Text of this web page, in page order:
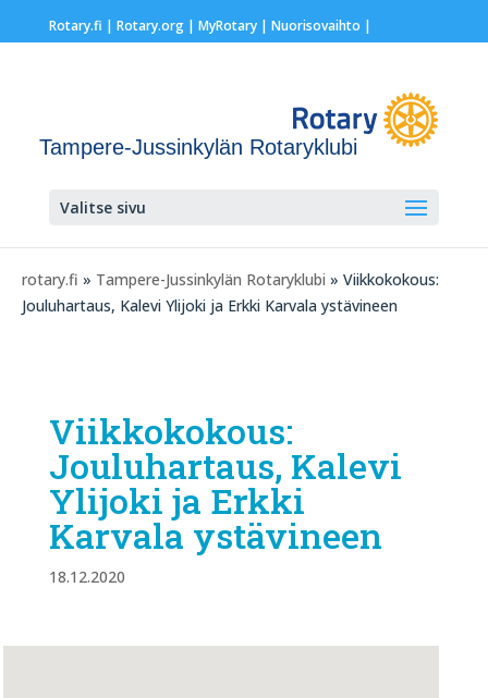
Rotary.fi | Rotary.org| MyRotary | Nuorisovaihto |
Tampere-Jussinkylän Rotaryklubi
Valitse sivu
rotary.fi » Tampere-Jussinkylän Rotaryklubi » Viikkokokous:
Jouluhartaus, Kalevi Ylijoki ja Erkki Karvala ystävineen
Viikkokokous:
Jouluhartaus, Kalevi
Ylijoki ja Erkki
Karvala ystävineen
18.12.2020